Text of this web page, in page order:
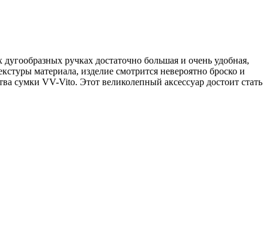
ручках достаточно большая и очень удобная,
материала, изделие смотрится невероятно броско и
сумки VV-Vito. Этот великолепный аксессуар достоит стать